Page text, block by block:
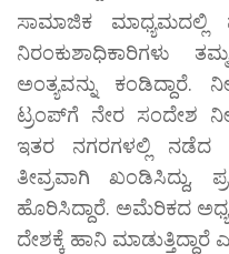
ಸಾಮಾಜಿಕ ಮಾಧ್ಯಮದಲ್ಲಿ
ನಿರಂಕುಶಾಧಿಕಾರಿಗಳು
ಅಂತ್ಯವನ್ನು ಕಂಡಿದ್ದಾರೆ.
ಟ್ರಂಪ್‌ಗೆ ನೇರ ಸಂದೇಶ
ಇತರ ನಗರಗಳಲ್ಲಿ ನಡೆದ
ತೀವ್ರವಾಗಿ ಖಂಡಿಸಿದ್ದು,
ಹೊರಿಸಿದ್ದಾರೆ. ಅಮೆರಿಕದ
ದೇಶಕ್ಕೆ ಹಾನಿ